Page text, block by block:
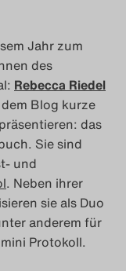
Blog
Blog
Blog
Jahr zum
des
Rebecca Riedel
Blog kurze
das
Sie sind
und
. Neben ihrer
sie als Duo
anderem für
Protokoll.